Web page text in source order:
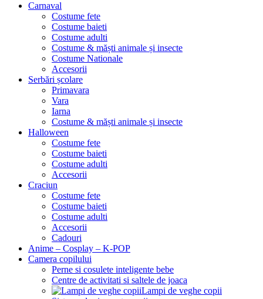
Carnaval
Costume fete
Costume baieti
Costume adulti
Costume & măști animale și insecte
Costume Nationale
Accesorii
Serbări școlare
Primavara
Vara
Iarna
Costume & măști animale și insecte
Halloween
Costume fete
Costume baieti
Costume adulti
Accesorii
Craciun
Costume fete
Costume baieti
Costume adulti
Accesorii
Cadouri
Anime – Cosplay – K‑POP
Camera copilului
Perne si cosulete inteligente bebe
Centre de activitati si saltele de joaca
Lampi de veghe copii